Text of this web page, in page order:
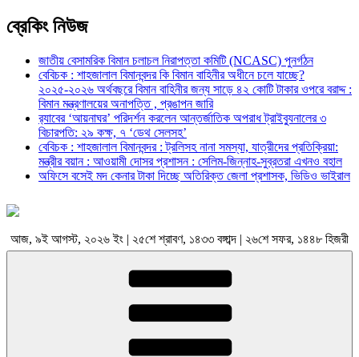
ব্রেকিং নিউজ
জাতীয় বেসামরিক বিমান চলাচল নিরাপত্তা কমিটি (NCASC) পুনর্গঠন
বেবিচক : শাহজালাল বিমানবন্দর কি বিমান বাহিনীর অধীনে চলে যাচ্ছে?
২০২৫-২০২৬ অর্থবছরে বিমান বাহিনীর জন্য সাড়ে ৪২ কোটি টাকার ওপরে বরাদ্দ :
বিমান মন্ত্রণালয়ের অনাপত্তি , প্রঙাপন জারি
র‍্যাবের ‘আয়নাঘর’ পরিদর্শন করলেন আন্তর্জাতিক অপরাধ ট্রাইব্যুনালের ৩
বিচারপতি: ২৯ কক্ষ, ৭ ‘ডেথ সেলসহ’
বেবিচক : শাহজালাল বিমানবন্দর : ট্রলিসহ নানা সমস্যা, যাত্রীদের প্রতিক্রিয়া:
মন্ত্রীর বয়ান : আওয়ামী দোসর প্রশাসন : সেলিম-জিন্নাহ-সুব্রতরা এখনও বহাল
অফিসে বসেই মদ কেনার টাকা দিচ্ছে অতিরিক্ত জেলা প্রশাসক, ভিডিও ভাইরাল
আজ, ৯ই আগস্ট, ২০২৬ ইং | ২৫শে শ্রাবণ, ১৪৩৩ বঙ্গাব্দ | ২৬শে সফর, ১৪৪৮ হিজরী